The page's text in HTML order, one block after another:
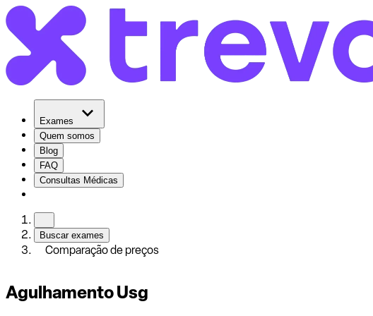
Exames
Quem somos
Blog
FAQ
Consultas Médicas
Buscar exames
Comparação de preços
Agulhamento Usg